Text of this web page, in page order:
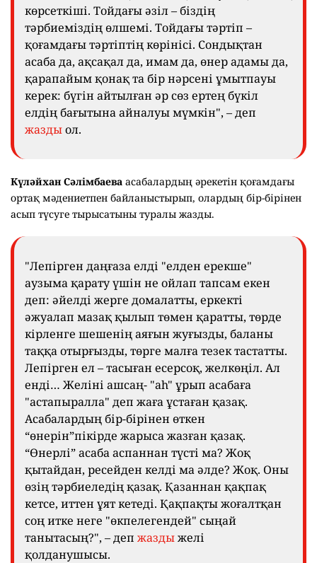
көрсеткіші. Тойдағы әзіл – біздің
тәрбиеміздің өлшемі. Тойдағы тәртіп –
қоғамдағы тәртіптің көрінісі. Сондықтан
асаба да, ақсақал да, имам да, өнер адамы да,
қарапайым қонақ та бір нәрсені ұмытпауы
керек: бүгін айтылған әр сөз ертең бүкіл
елдің бағытына айналуы мүмкін", – деп
жаздыол.
Күләйхан Сәлімбаева асабалардың әрекетін қоғамдағы
ортақ мәдениетпен байланыстырып, олардың бір-бірінен
асып түсуге тырысатыны туралы жазды.
"Лепірген даңғаза елді "елден ерекше"
аузыма қарату үшін не ойлап тапсам екен
деп: әйелді жерге домалатты, еркекті
әжуалап мазақ қылып төмен қаратты, төрде
кірленге шешенің аяғын жуғызды, баланы
таққа отырғызды, төрге малға тезек тастатты.
Лепірген ел – тасыған есерсоқ, желкөңіл. Ал
енді… Желіні ашсаң- "аh" ұрып асабаға
"астапыралла" деп жаға ұстаған қазақ.
Асабалардың бір-бірінен өткен
“өнерін”пікірде жарыса жазған қазақ.
“Өнерлі” асаба аспаннан түсті ма? Жоқ
қытайдан, ресейден келді ма әлде? Жоқ. Оны
өзің тәрбиеледің қазақ. Қазаннан қақпақ
кетсе, иттен ұят кетеді. Қақпақты жоғалтқан
соң итке неге "өкпелегендей" сыңай
танытасың?", – деп жаздыжелі
қолданушысы.